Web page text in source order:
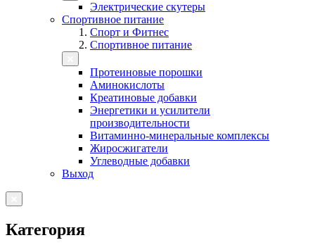
Электрические скутеры
Спортивное питание
Спорт и Фитнес
Спортивное питание
Протеиновые порошки
Аминокислоты
Креатиновые добавки
Энергетики и усилители
производительности
Витаминно-минеральные комплексы
Жиросжигатели
Углеводные добавки
Выход
Категория